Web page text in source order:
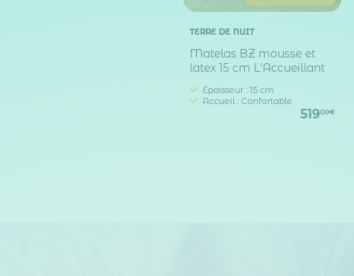
TERRE DE NUIT
Matelas BZ mousse et
latex 15 cm L'Accueillant
Épaisseur : 15 cm
Accueil : Confortable
51900€